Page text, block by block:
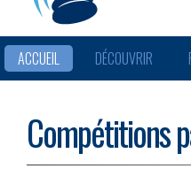
ACCUEIL DÉCOUVRIR
Compétitions